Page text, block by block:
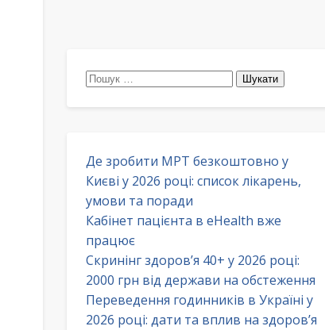
Пошук:
Де зробити МРТ безкоштовно у
Києві у 2026 році: список лікарень,
умови та поради
Кабінет пацієнта в eHealth вже
працює
Скринінг здоров’я 40+ у 2026 році:
2000 грн від держави на обстеження
Переведення годинників в Україні у
2026 році: дати та вплив на здоров’я